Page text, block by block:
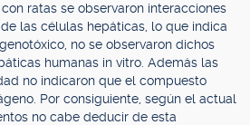
ratas se observaron interacciones
las células hepáticas, lo que indica
no se observaron dichos
humanas in vitro. Además las
no indicaron que el compuesto
Por consiguiente, según el actual
no cabe deducir de esta